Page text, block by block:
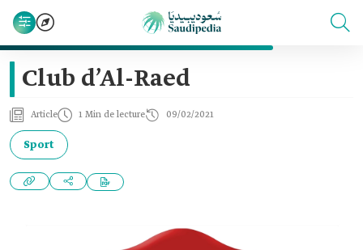
Club d’Al-Raed
Article 1 Min de lecture 09/02/2021
Sport